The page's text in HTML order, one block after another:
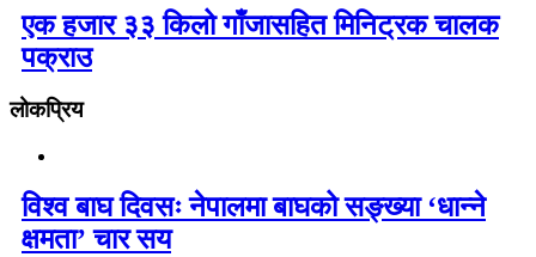
एक हजार ३३ किलो गाँजासहित मिनिट्रक चालक
पक्राउ
लोकप्रिय
विश्व बाघ दिवसः नेपालमा बाघको सङ्ख्या ‘धान्ने
क्षमता’ चार सय